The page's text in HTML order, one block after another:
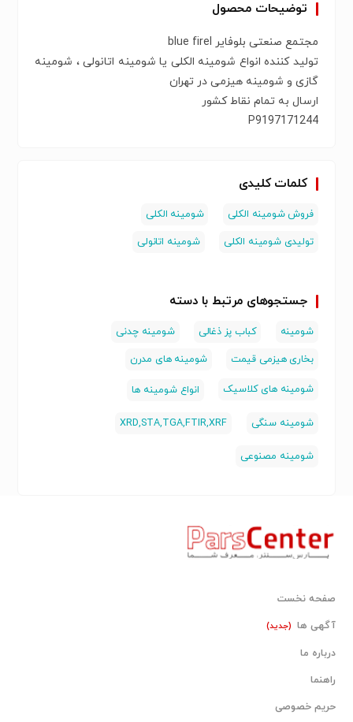
توضیحات محصول
مجتمع صنعتی بلوفایر blue firel
تولید کننده انواع شومینه الکلی یا شومینه اتانولی ، شومینه
گازی و شومینه هیزمی در تهران
ارسال به تمام نقاط کشور
P9197171244
کلمات کلیدی
فروش شومینه الکلی
شومینه الکلی
تولیدی شومینه الکلی
شومینه اتانولی
جستجوهای مرتبط با دسته
شومینه کباب پز ذغالی
شومینه چدنی
بخاری هیزمی قیمت
شومینه های مدرن
شومینه های کلاسیک انواع شومینه ها
شومینه سنگی XRD,STA,TGA,FTIR,XRF
شومینه مصنوعی
صفحه نخست
آگهی ها (جدید)
درباره ما
راهنما
حریم خصوصی